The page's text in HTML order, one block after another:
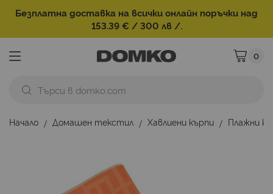
Безплатна доставка на всички онлайн поръчки над
153.39 € / 300 лв /.
Моята
0
Начало Домашен текстил Хавлиени кърпи
Плажни